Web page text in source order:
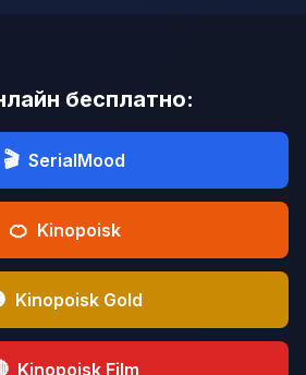
бесплатно:
🎬 SerialMood
🍊 Kinopoisk
Kinopoisk Gold
Kinopoisk Film